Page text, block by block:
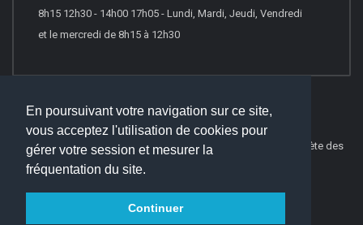
En poursuivant votre navigation sur ce site,
vous acceptez l'utilisation de cookies pour
gérer votre session et mesurer la
fréquentation du site.
Continuer
8h15 12h30 - 14h00 17h05 - Lundi, Mardi, Jeudi, Vendredi
et le mercredi de 8h15 à 12h30
© 2021 Websco Innovations -Mentions Légales
Liste Complète des